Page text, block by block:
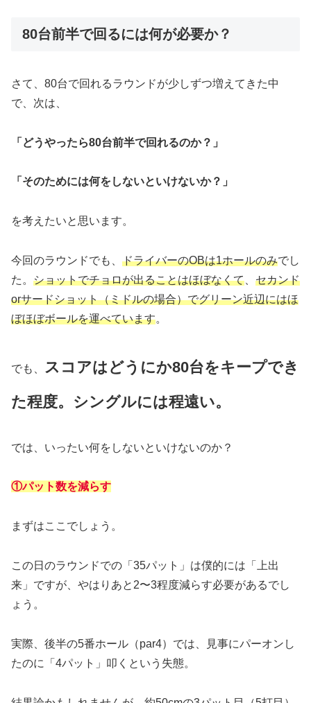
80台前半で回るには何が必要か？
さて、80台で回れるラウンドが少しずつ増えてきた中
で、次は、
「どうやったら80台前半で回れるのか？」
「そのためには何をしないといけないか？」
を考えたいと思います。
今回のラウンドでも、 ドライバーのOBは1ホールのみでし
た。 ショットでチョロが出ることはほぼなくて
セカンド
orサードショット（ミドルの場合）でグリーン近辺にはほ
ぼほぼボールを運べています。
でも、
スコアはどうにか80台をキープでき
た程度。シングルには程遠い。
では、いったい何をしないといけないのか？
①パット数を減らす
まずはここでしょう。
この日のラウンドでの「35パット」は僕的には「上出
来」ですが、やはりあと2〜3程度減らす必要があるでし
ょう。
実際、後半の5番ホール（par4）では、見事にパーオンし
たのに「4パット」叩くという失態。